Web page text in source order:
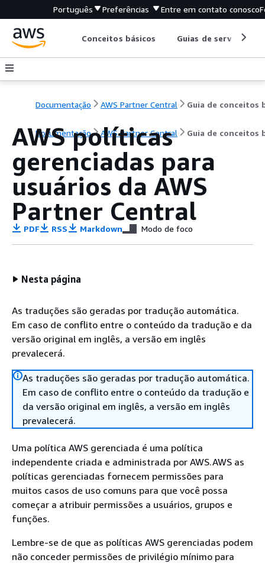
Português Preferências Entre em contato conosco
Conceitos básicos Guias de serviço
Documentação AWS Partner Central
Documentação AWS Partner Central Guia de conceitos
AWS políticas
gerenciadas para
usuários da AWS
Partner Central
PDF RSS Markdown Modo de foco
Nesta página
As traduções são geradas por tradução automática.
Em caso de conflito entre o conteúdo da tradução e da
versão original em inglês, a versão em inglês
prevalecerá.
As traduções são geradas por tradução automática.
Em caso de conflito entre o conteúdo da tradução e
da versão original em inglês, a versão em inglês
prevalecerá.
Uma política AWS gerenciada é uma política
independente criada e administrada por AWS.AWS as
políticas gerenciadas fornecem permissões para
muitos casos de uso comuns para que você possa
começar a atribuir permissões a usuários, grupos e
funções.
Lembre-se de que as políticas AWS gerenciadas podem
não conceder permissões de privilégio mínimo para